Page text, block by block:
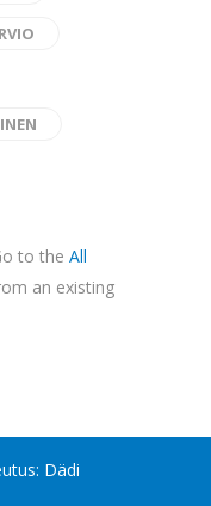
to the All
an existing
Dädi